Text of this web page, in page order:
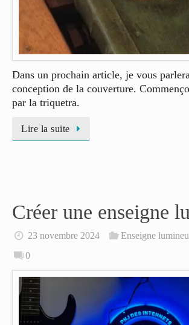
Dans un prochain article, je vous
conception de la couverture.
par la triquetra.
Lire la suite
Créer une enseigne
23 novembre 2024 Enseigne
0